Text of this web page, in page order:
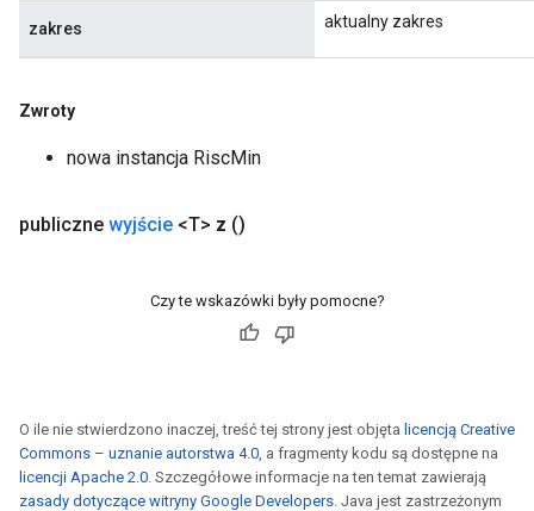
zakres aktualny zakres
Zwroty
nowa instancja RiscMin
publiczne wyjście <T> z ()
Czy te wskazówki były pomocne?
O ile nie stwierdzono inaczej, treść tej strony jest objęta licencją Creative
Commons – uznanie autorstwa 4.0, a fragmenty kodu są dostępne na
licencji Apache 2.0. Szczegółowe informacje na ten temat zawierają
zasady dotyczące witryny Google Developers. Java jest zastrzeżonym